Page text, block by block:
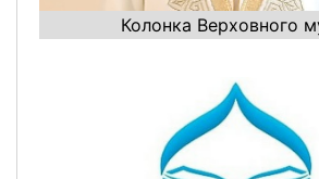
Колонка Верховного